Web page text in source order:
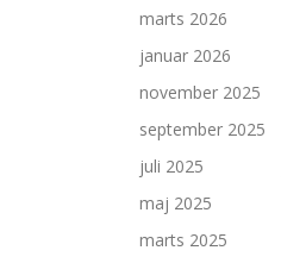
marts 2026
januar 2026
november 2025
september 2025
juli 2025
maj 2025
marts 2025